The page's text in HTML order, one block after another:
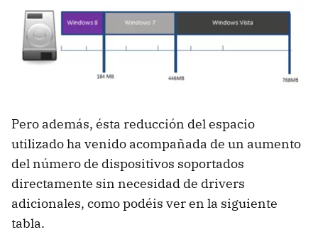
Pero además, ésta reducción del espacio
utilizado ha venido acompañada de un aumento
del número de dispositivos soportados
directamente sin necesidad de drivers
adicionales, como podéis ver en la siguiente
tabla.